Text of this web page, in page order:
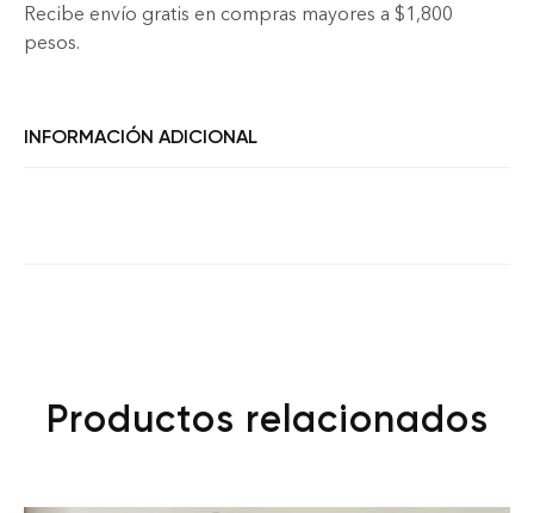
Recibe envío gratis en compras mayores a $1,800
pesos.
INFORMACIÓN ADICIONAL
Productos relacionados